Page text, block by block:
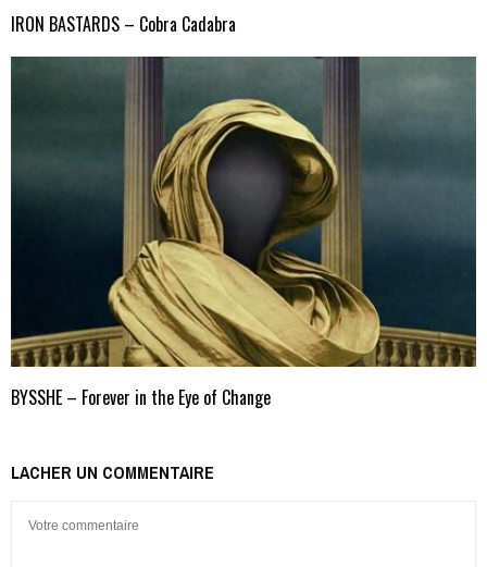
IRON BASTARDS – Cobra Cadabra
BYSSHE – Forever in the Eye of Change
LACHER UN COMMENTAIRE